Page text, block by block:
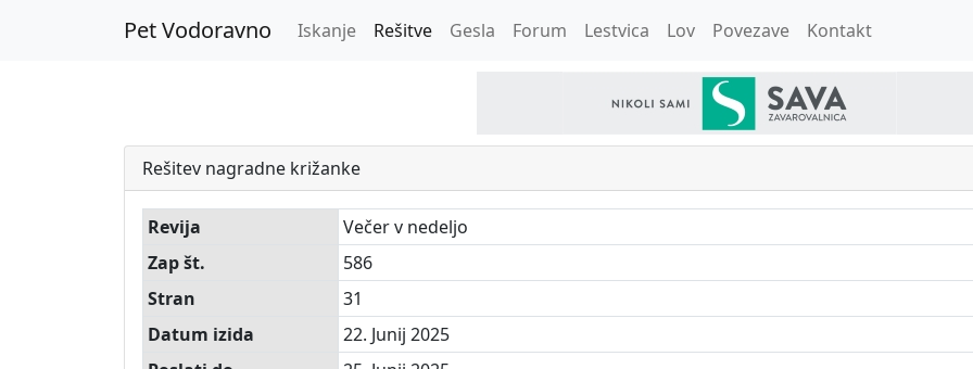
Pet Vodoravno Iskanje Rešitve Gesla Forum Lestvica Lov Povezave Kontakt
Rešitev nagradne križanke
Revija
Večer v nedeljo
Zap št.
586
Stran
31
Datum izida
22. Junij 2025